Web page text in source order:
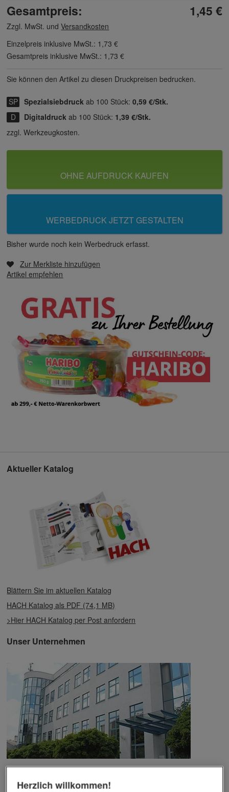
Gesamtpreis: 1,45 €
Zzgl. MwSt. undVersandkosten
Einzelpreis inklusive MwSt.: 1,73 €
Gesamtpreis inklusive MwSt.: 1,73 €
Sie können den Artikel zu diesen Druck­preisen bedrucken.
Spezialsiebdruck ab 100 Stück:0,59 €/Stk.
Digitaldruck ab 100 Stück: 1,39 €/Stk.
zzgl. Werkzeugkosten.
OHNE AUFDRUCK KAUFEN
WERBEDRUCK JETZT GESTALTEN
Bisher wurde noch kein Werbedruck erfasst.
Zur Merkliste hinzufügen
Artikel empfehlen
Aktueller Katalog
Blättern Sie im aktuellen Katalog
HACH Katalog als PDF (74,1 MB)
>Hier HACH Katalog per Post anfordern
Unser Unternehmen
Bereich der Werbemittelveredelung und im Werbeartikel-Markt.
Herzlich willkommen!